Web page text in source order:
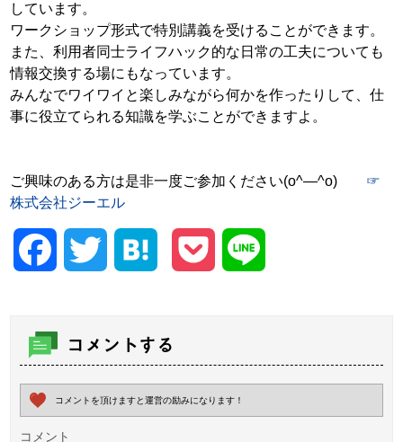
しています。
ワークショップ形式で特別講義を受けることができます。
また、利用者同士ライフハック的な日常の工夫についても
情報交換する場にもなっています。
みんなでワイワイと楽しみながら何かを作ったりして、仕
事に役立てられる知識を学ぶことができますよ。
ご興味のある方は是非一度ご参加ください(o^―^o) ☞
株式会社ジーエル
FacebookTwitter Hatena Pocket
コメントする
コメントを頂けますと運営の励みになります！
コメント